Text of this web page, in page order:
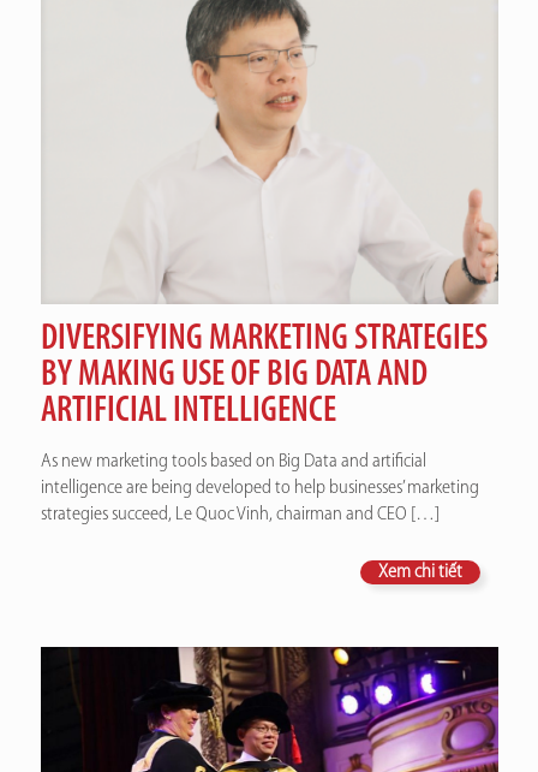
DIVERSIFYING MARKETING STRATEGIES
BY MAKING USE OF BIG DATA AND
ARTIFICIAL INTELLIGENCE
As new marketing tools based on Big Data and artificial
intelligence are being developed to help businesses’ marketing
strategies succeed, Le Quoc Vinh, chairman and CEO […]
Xem chi tiết